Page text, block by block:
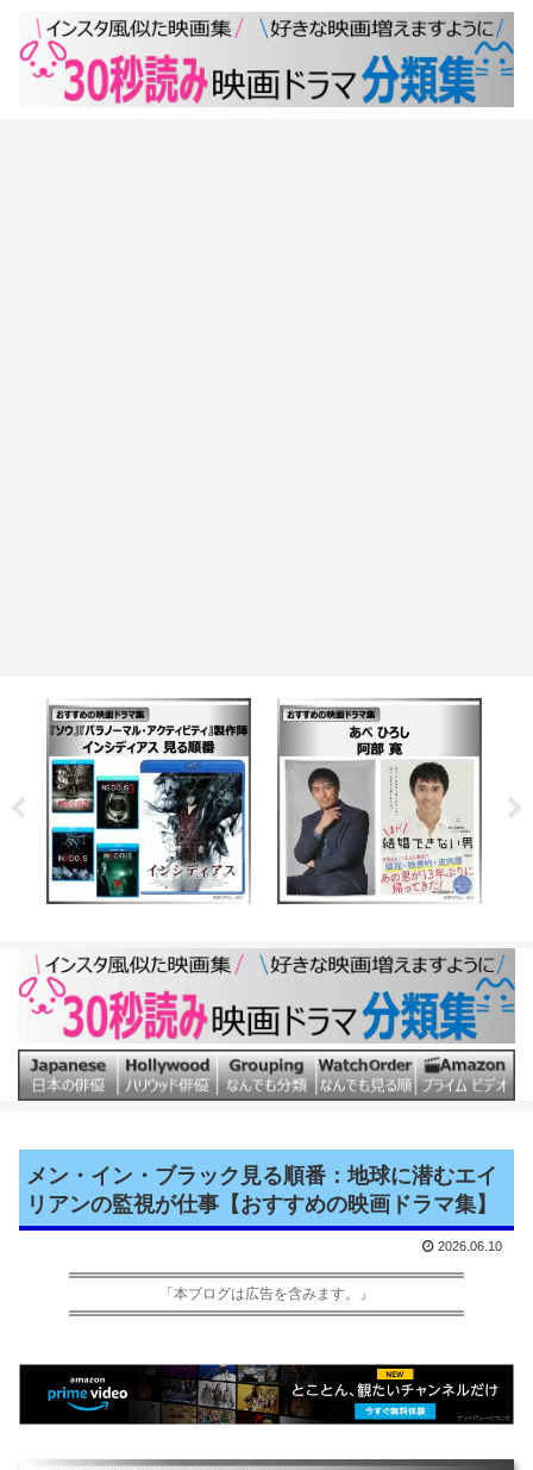
メン・イン・ブラック見る順番：地球に潜むエイ
リアンの監視が仕事【おすすめの映画ドラマ集】
2026.06.10
「本ブログは広告を含みます。」